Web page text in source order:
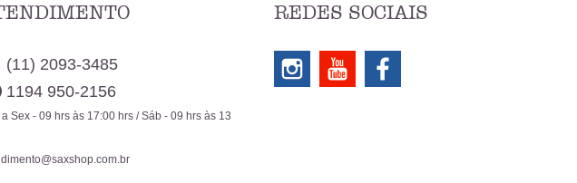
(11) 2093-3485
1194 950-2156
Sex - 09 hrs às 17:00 hrs / Sáb - 09 hrs às 13
REDES SOCIAIS